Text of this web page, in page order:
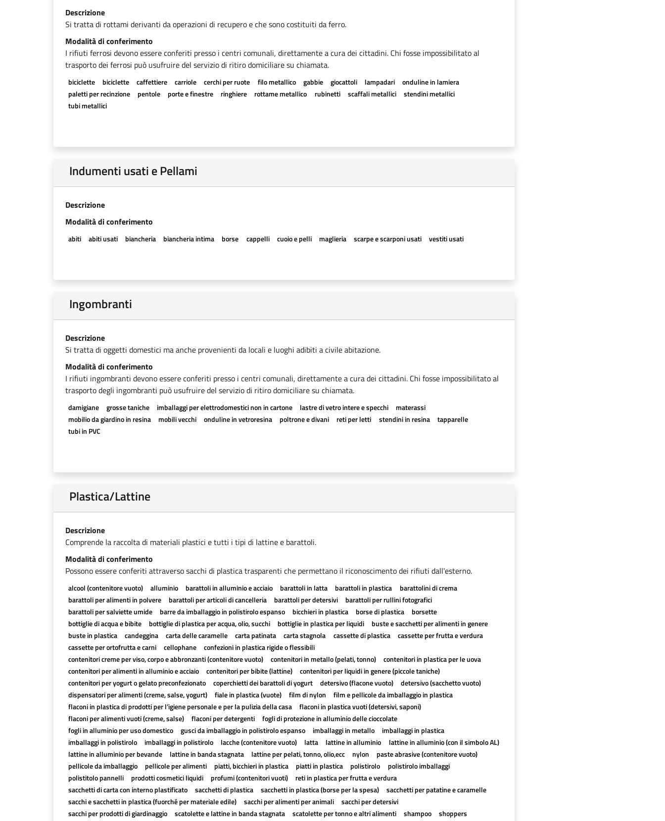
Descrizione
Si tratta di rottami derivanti da operazioni di recupero e che sono costituiti da ferro.
Modalità di conferimento
I rifiuti ferrosi devono essere conferiti presso i centri comunali, direttamente a cura dei cittadini. Chi fosse impossibilitato al
trasporto dei ferrosi può usufruire del servizio di ritiro domiciliare su chiamata.
biciclette biciclette caffettiere carriole cerchi per ruote filo metallico gabbie giocattoli lampadari
onduline in lamiera
paletti per recinzione
pentole porte e finestre ringhiere rottame metallico rubinetti scaffali metallici
stendini metallici
tubi metallici
Indumenti usati e Pellami
Descrizione
Modalità di conferimento
abiti abiti usati biancheria biancheria intima borse cappelli cuoio e pelli maglieria scarpe e scarponi usati vestiti usati
Ingombranti
Descrizione
Si tratta di oggetti domestici ma anche provenienti da locali e luoghi adibiti a civile abitazione.
Modalità di conferimento
I rifiuti ingombranti devono essere conferiti presso i centri comunali, direttamente a cura dei cittadini. Chi fosse impossibilitato al
trasporto degli ingombranti può usufruire del servizio di ritiro domiciliare su chiamata.
damigiane grosse taniche imballaggi per elettrodomestici non in cartone lastre di vetro intere e specchi
materassi
mobilio da giardino in resina
mobili vecchi onduline in vetroresina poltrone e divani reti per letti stendini in resina
tapparelle
tubi in PVC
Plastica/Lattine
Descrizione
Comprende la raccolta di materiali plastici e tutti i tipi di lattine e barattoli.
Modalità di conferimento
Possono essere conferiti attraverso sacchi di plastica trasparenti che permettano il riconoscimento dei rifiuti dall'esterno.
alcool (contenitore vuoto) alluminio barattoli in alluminio e acciaio barattoli in latta barattoli in plastica
barattolini di crema
barattoli per alimenti in polvere
barattoli per articoli di cancelleria barattoli per detersivi
barattoli per rullini fotografici
barattoli per salviette umide
barre da imballaggio in polistirolo espanso bicchieri in plastica borse di plastica
borsette
bottiglie di acqua e bibite
bottiglie di plastica per acqua, olio, succhi bottiglie in plastica per liquidi
buste e sacchetti per alimenti in genere
buste in plastica
candeggina carta delle caramelle carta patinata carta stagnola cassette di plastica
cassette per frutta e verdura
cassette per ortofrutta e carni
cellophane
confezioni in plastica rigide o flessibili
contenitori creme per viso, corpo e abbronzanti (contenitore vuoto)
contenitori in metallo (pelati, tonno)
contenitori in plastica per le uova
contenitori per alimenti in alluminio e acciaio
contenitori per bibite (lattine)
contenitori per liquidi in genere (piccole taniche)
contenitori per yogurt o gelato preconfezionato
coperchietti dei barattoli di yogurt detersivo (flacone vuoto)
detersivo (sacchetto vuoto)
dispensatori per alimenti (creme, salse, yogurt)
fiale in plastica (vuote) film di nylon
film e pellicole da imballaggio in plastica
flaconi in plastica di prodotti per l’igiene personale e per la pulizia della casa
flaconi in plastica vuoti (detersivi, saponi)
flaconi per alimenti vuoti (creme, salse)
flaconi per detergenti
fogli di protezione in alluminio delle cioccolate
fogli in alluminio per uso domestico
gusci da imballaggio in polistirolo espanso imballaggi in metallo
imballaggi in plastica
imballaggi in polistirolo
imballaggi in polistirolo lacche (contenitore vuoto) latta lattine in alluminio
lattine in alluminio (con il simbolo AL)
lattine in alluminio per bevande
lattine in banda stagnata lattine per pelati, tonno, olio,ecc nylon
paste abrasive (contenitore vuoto)
pellicole da imballaggio
pellicole per alimenti piatti, bicchieri in plastica piatti in plastica polistirolo
polistirolo imballaggi
polistitolo pannelli
prodotti cosmetici liquidi profumi (contenitori vuoti)
reti in plastica per frutta e verdura
sacchetti di carta con interno plastificato
sacchetti di plastica sacchetti in plastica (borse per la spesa)
sacchetti per patatine e caramelle
sacchi e sacchetti in plastica (fuorché per materiale edile)
sacchi per alimenti per animali
sacchi per detersivi
sacchi per prodotti di giardinaggio
scatolette e lattine in banda stagnata scatolette per tonno e altri alimenti shampoo
shoppers